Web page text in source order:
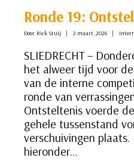
Ronde 19:
Door Rick Stuij 2 maart, 2026 Intern
SLIEDRECHT –
het alweer tijd voor
van de interne
ronde van
Ontsteltenis voerde
gehele tussenstand
verschuivingen
hieronder…